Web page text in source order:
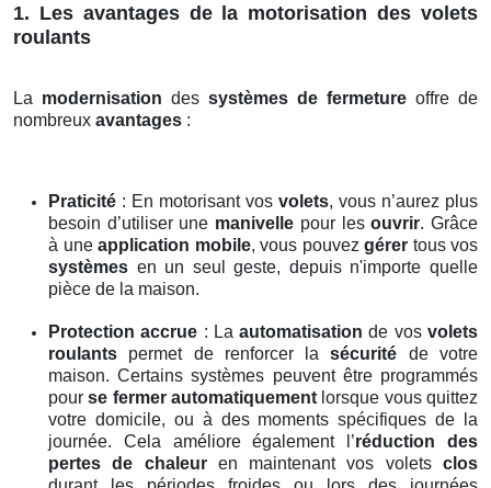
1. Les avantages de la motorisation des volets
roulants
La modernisation des systèmes de fermeture offre de
nombreux avantages :
Praticité : En motorisant vos volets, vous n’aurez plus
besoin d’utiliser une manivelle pour lesouvrir. Grâce
à une application mobile, vous pouvez gérer tous vos
systèmes en un seul geste, depuis n'importe quelle
pièce de la maison.
Protection accrue : Laautomatisation de vosvolets
roulants permet de renforcer lasécurité de votre
maison. Certains systèmes peuvent être programmés
pourse fermer automatiquement lorsque vous quittez
votre domicile, ou à des moments spécifiques de la
journée. Cela améliore également l’réduction des
pertes de chaleuren maintenant vos voletsclos